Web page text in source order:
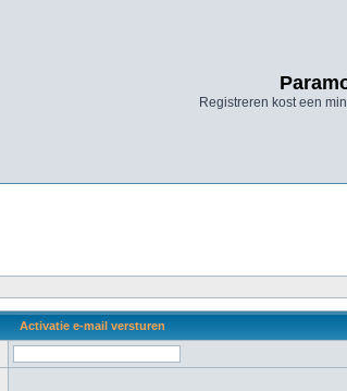
Registreren kost een
Activatie e-mail versturen